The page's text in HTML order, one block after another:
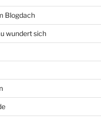
Blogdach
wundert sich